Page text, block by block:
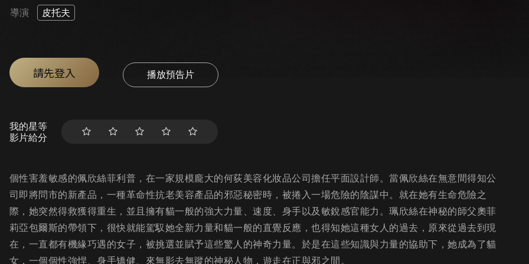
導演 皮托夫
請先登入 播放預告片
我的星等
影片給分
個性害羞敏感的佩欣絲菲利普，在一家規模龐大的何荻美容化妝品公司擔任平面設計師。當佩欣絲在無意間得知公
司即將問市的新產品，一種革命性抗老美容產品的邪惡秘密時，被捲入一場危險的陰謀中。就在她有生命危險之
際，她突然得救獲得重生，並且擁有貓一般的強大力量、速度、身手以及敏銳感官能力。珮欣絲在神秘的師父奧菲
莉亞包爾斯的帶領下，很快就能駕馭她全新力量和貓一般的直覺反應，也得知她這種女人的過去，原來從過去到現
在，一直都有機緣巧遇的女子，被挑選並賦予這些驚人的神奇力量。於是在這些知識與力量的協助下，她成為了貓
女，一個個性強悍、身手矯健、來無影去無蹤的神秘人物，遊走在正與邪之間。